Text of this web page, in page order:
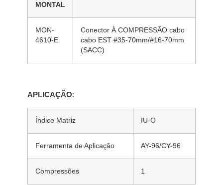
MONTAL
MON-
4610-E
Conector À COMPRESSÃO cabo
cabo EST #35-70mm/#16-70mm
(SACC)
APLICAÇÃO:
Índice Matriz IU-O
Ferramenta de Aplicação AY-96/CY-96
Compressões 1